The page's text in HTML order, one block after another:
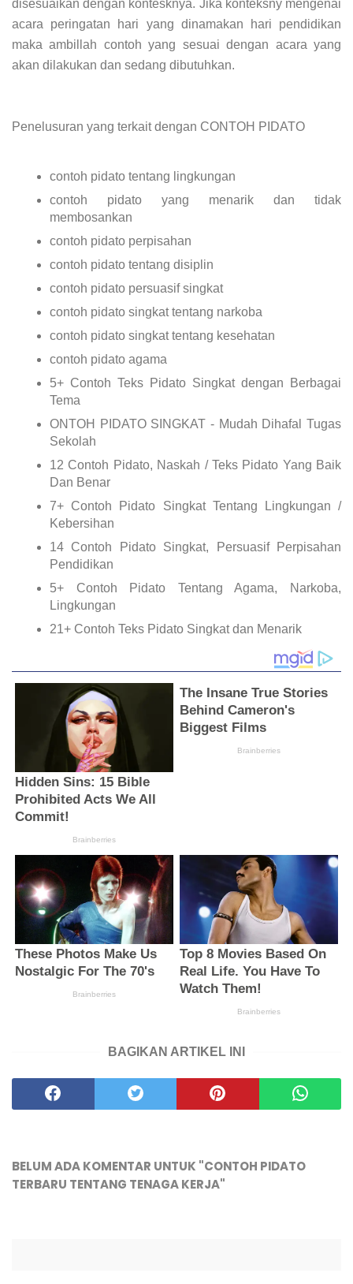
disesuaikan dengan kontesknya. Jika konteksny mengenai
acara peringatan hari yang dinamakan hari pendidikan
maka ambillah contoh yang sesuai dengan acara yang
akan dilakukan dan sedang dibutuhkan.
Penelusuran yang terkait dengan CONTOH PIDATO
contoh pidato tentang lingkungan
contoh pidato yang menarik dan tidak
membosankan
contoh pidato perpisahan
contoh pidato tentang disiplin
contoh pidato persuasif singkat
contoh pidato singkat tentang narkoba
contoh pidato singkat tentang kesehatan
contoh pidato agama
5+ Contoh Teks Pidato Singkat dengan Berbagai
Tema
ONTOH PIDATO SINGKAT - Mudah Dihafal Tugas
Sekolah
12 Contoh Pidato, Naskah / Teks Pidato Yang Baik
Dan Benar
7+ Contoh Pidato Singkat Tentang Lingkungan /
Kebersihan
14 Contoh Pidato Singkat, Persuasif Perpisahan
Pendidikan
5+ Contoh Pidato Tentang Agama, Narkoba,
Lingkungan
21+ Contoh Teks Pidato Singkat dan Menarik
BAGIKAN ARTIKEL INI
BELUM ADA KOMENTAR UNTUK "CONTOH PIDATO
TERBARU TENTANG TENAGA KERJA"